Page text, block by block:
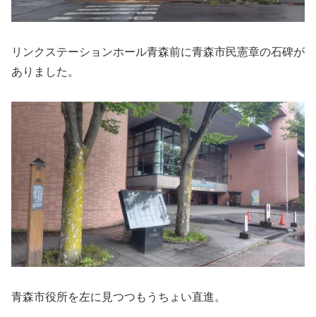
リンクステーションホール青森前に青森市民憲章の石碑が
ありました。
青森市役所を左に見つつもうちょい直進。